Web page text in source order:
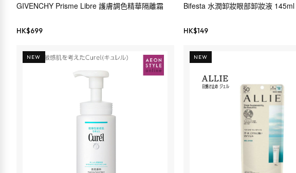
GIVENCHY Prisme Libre 護膚調色精華隔離霜
HK$699
Bifesta 水潤卸妝眼部卸妝液 145ml
HK$149
NEW NEW